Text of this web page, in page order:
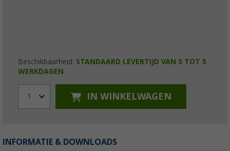
Beschikbaarheid: STANDAARD LEVERTIJD VAN 3 TOT 5
WERKDAGEN
1 IN WINKELWAGEN
INFORMATIE & DOWNLOADS